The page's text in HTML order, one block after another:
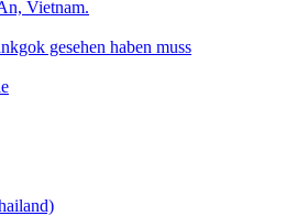
Vietnam.
gesehen haben muss